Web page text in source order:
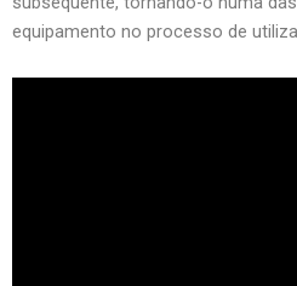
equipamento no processo de